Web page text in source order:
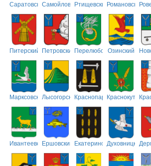
СаратовскийСамойловскийРтищевскийРомановский
Питерский ПетровскийПерелюбскийОзинский
МарксовскийЛысогорскийКраснопартизанский
Краснокутский
ИвантеевскийЕршовский ЕкатериновскийДуховницкий